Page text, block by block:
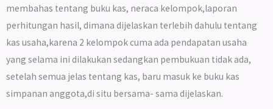
membahas tentang buku kas, neraca kelompok,laporan
perhitungan hasil, dimana dijelaskan terlebih dahulu tentang
kas usaha,karena 2 kelompok cuma ada pendapatan usaha
yang selama ini dilakukan sedangkan pembukuan tidak ada,
setelah semua jelas tentang kas, baru masuk ke buku kas
simpanan anggota,di situ bersama- sama dijelaskan.